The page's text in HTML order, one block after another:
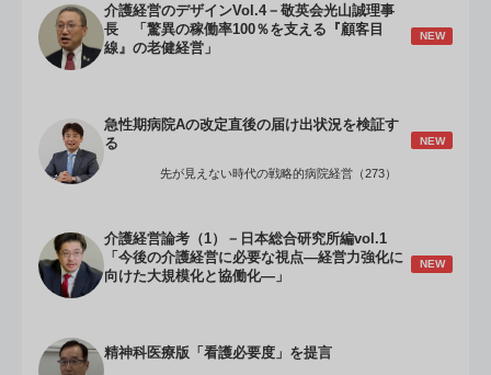
介護経営のデザインVol.4－敬英会光山誠理事
長 「驚異の稼働率100％を支える『顧客目
線』の老健経営」
NEW
急性期病院Aの改定直後の届け出状況を検証す
る
NEW
先が見えない時代の戦略的病院経営（273）
介護経営論考（1）－日本総合研究所編vol.1
「今後の介護経営に必要な視点―経営力強化に
向けた大規模化と協働化―」
NEW
精神科医療版「看護必要度」を提言